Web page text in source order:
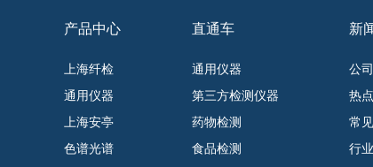
产品中心
上海纤检
通用仪器
上海安亭
色谱光谱
直通车
通用仪器
第三方检测仪器
药物检测
食品检测
新
公
热
常
行